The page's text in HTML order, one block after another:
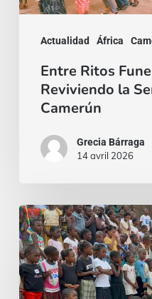
Actualidad África
en
Entre Ritos
Reviviendo la
Camerún
Grecia Bárraga
14 avril 2026
Epifanía
en
Yaoundé:
cuando